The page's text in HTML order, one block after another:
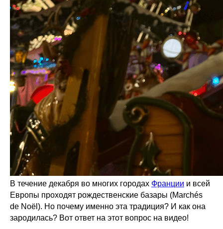
В течение декабря во многих городах Франции и всей
Европы проходят рождественские базары (Marchés
de Noël). Но почему именно эта традиция? И как она
зародилась? Вот ответ на этот вопрос на видео!